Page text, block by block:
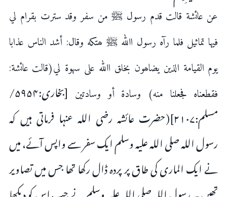
عن عائشة قالت قدم رسول ﷺ من سفر وقد سترت بقرام لي
فیها تماثیل فلما رآہ رسول اﷲ ﷺ ھتکه وقال: أشد الناس عذابا
یوم القیامة الذین یضاھون بخلق اﷲ علی سهوة لي(قالت عائشة:
فقطعناہ فجعلنا منه) وسادة أو وسادتین
[بخاری:۵۹۵۴/
مسلم:۲۱۰۷](حضرت عائشہ رضی اللہ عنہا فرماتی ہیں کہ
رسول اللہ صلی اللہ علیہ وسلم ایک سفر سے واپس آئے، میں
نے ایک الماری کی طاق پر پردہ ڈال رکھا تھا جس میں تصاویر